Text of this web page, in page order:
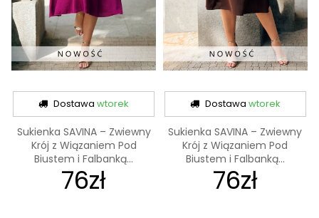
Dostawawtorek
Sukienka SAVINA – Zwiewny
Krój z Wiązaniem Pod
Biustem i Falbanką...
76zł
Dostawa wtorek
Sukienka SAVINA – Zwiewny
Krój z Wiązaniem Pod
Biustem i Falbanką...
76zł